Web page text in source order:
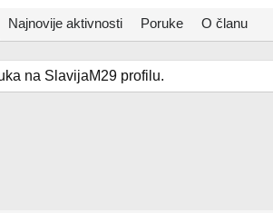
Najnovije aktivnosti Poruke O članu
na SlavijaM29 profilu.